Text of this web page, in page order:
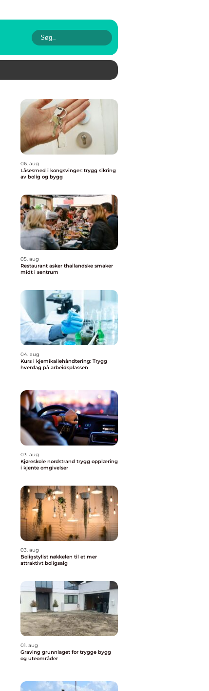
06. aug
Låsesmed i kongsvinger: trygg sikring
av bolig og bygg
05. aug
Restaurant asker thailandske smaker
midt i sentrum
04. aug
Kurs i kjemikaliehåndtering: Trygg
hverdag på arbeidsplassen
03. aug
Kjøreskole nordstrand trygg opplæring
i kjente omgivelser
03. aug
Boligstylist nøkkelen til et mer
attraktivt boligsalg
01. aug
Graving grunnlaget for trygge bygg
og uteområder